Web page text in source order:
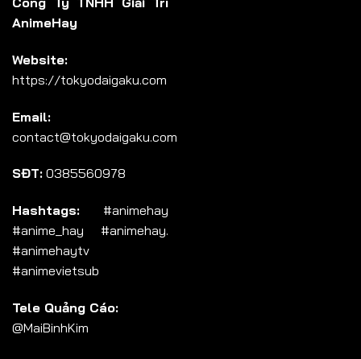
AnimeHay
Website:
https://tokyodaigaku.com
Email:
contact@tokyodaigaku.com
SĐT: 0385560978
Hashtags: #animehay
#anime_hay #animehay.
#animehaytv
#animevietsub
Tele Quảng Cáo:
@MaiBinhKim